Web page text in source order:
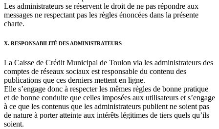
Les administrateurs se réservent le droit de ne pas répondre aux
messages ne respectant pas les règles énoncées dans la présente
charte.
X. RESPONSABILITÉ DES ADMINISTRATEURS
La Caisse de Crédit Municipal de Toulon via les administrateurs des
comptes de réseaux sociaux est responsable du contenu des
publications que ces derniers mettent en ligne.
Elle s’engage donc à respecter les mêmes règles de bonne pratique
et de bonne conduite que celles imposées aux utilisateurs et s’engage
à ce que les contenus que les administrateurs publient ne soient pas
de nature à porter atteinte aux intérêts légitimes de tiers quels qu’ils
soient.